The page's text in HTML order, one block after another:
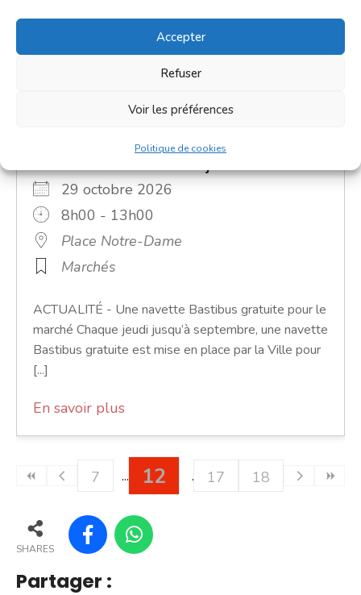
Accepter
Refuser
Voir les préférences
Politique de cookies
Grand marché du jeudi
29 octobre 2026
8h00 - 13h00
Place Notre-Dame
Marchés
ACTUALITÉ - Une navette Bastibus gratuite pour le
marché Chaque jeudi jusqu’à septembre, une navette
Bastibus gratuite est mise en place par la Ville pour
[...]
En savoir plus
7 12 17 18
SHARES
Partager :